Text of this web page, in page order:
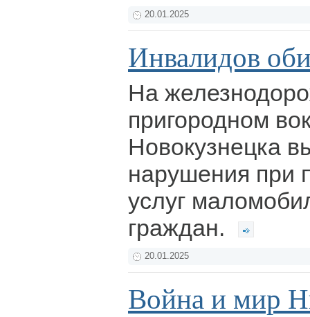
20.01.2025
Инвалидов
На
пригородном
Новокузнецка
нарушения при
услуг
граждан.
20.01.2025
Война и мир